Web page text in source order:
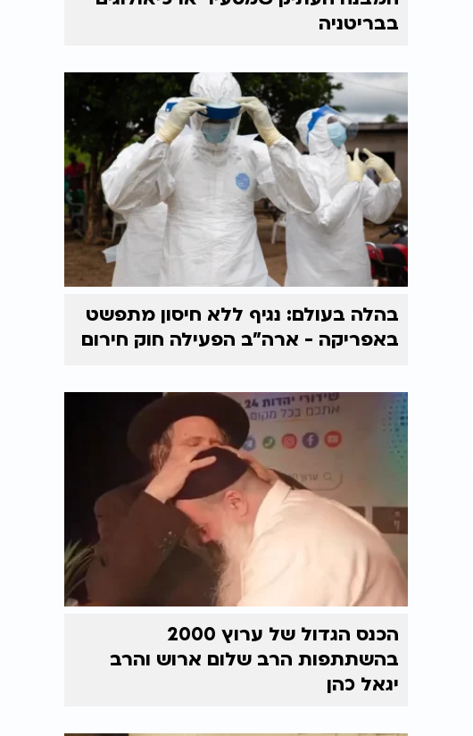
בבריטניה
בהלה בעולם: נגיף ללא חיסון מתפשט
באפריקה - ארה"ב הפעילה חוק חירום
הכנס הגדול של ערוץ 2000
בהשתתפות הרב שלום ארוש והרב
יגאל כהן